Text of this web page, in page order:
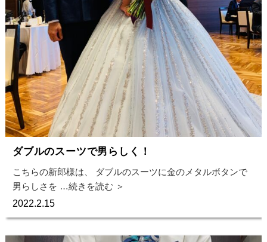
ダブルのスーツで男らしく！
こちらの新郎様は、 ダブルのスーツに金のメタルボタンで
男らしさを …続きを読む ＞
2022.2.15